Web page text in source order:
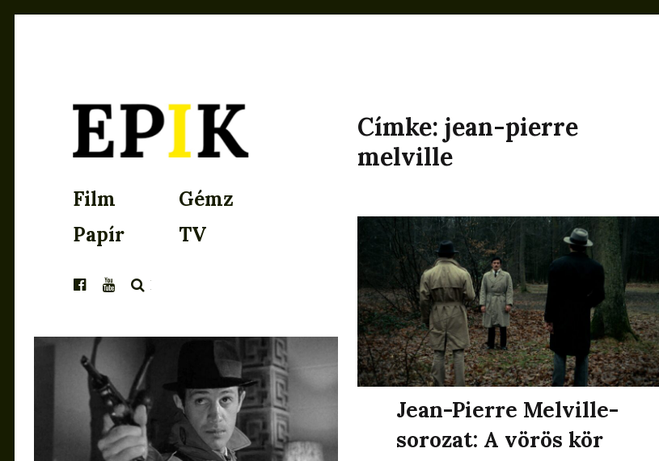
EPIK
Film
Gémz
Papír
TV
KERESÉS
Címke: jean-pierre
melville
Jean-Pierre Melville-
sorozat: A vörös kör